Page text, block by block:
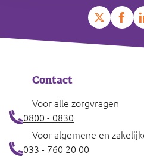
Contact
Voor alle zorgvragen
0800 - 0830
Voor algemene en
033 - 760 20 00